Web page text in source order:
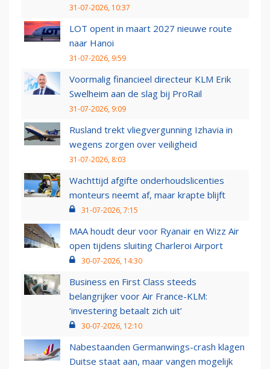
31-07-2026, 10:37
LOT opent in maart 2027 nieuwe route
naar Hanoi
31-07-2026, 9:59
Voormalig financieel directeur KLM Erik
Swelheim aan de slag bij ProRail
31-07-2026, 9:09
Rusland trekt vliegvergunning Izhavia in
wegens zorgen over veiligheid
31-07-2026, 8:03
Wachttijd afgifte onderhoudslicenties
monteurs neemt af, maar krapte blijft
31-07-2026, 7:15
MAA houdt deur voor Ryanair en Wizz Air
open tijdens sluiting Charleroi Airport
30-07-2026, 14:30
Business en First Class steeds
belangrijker voor Air France-KLM:
‘investering betaalt zich uit’
30-07-2026, 12:10
Nabestaanden Germanwings-crash klagen
Duitse staat aan, maar vangen mogelijk